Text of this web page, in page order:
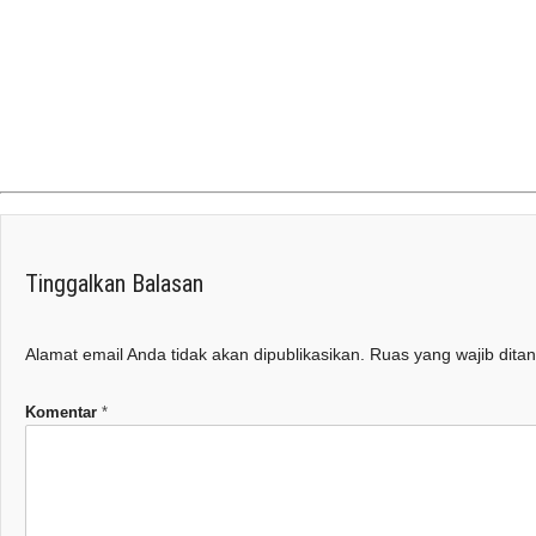
Tinggalkan Balasan
Alamat email Anda tidak akan dipublikasikan. Ruas yang wajib
Komentar *